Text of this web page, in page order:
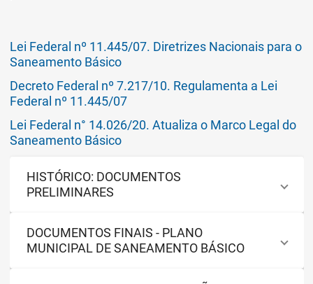
Lei Federal nº 11.445/07. Diretrizes Nacionais para o
Saneamento Básico
Decreto Federal nº 7.217/10. Regulamenta a Lei
Federal nº 11.445/07
Lei Federal n° 14.026/20. Atualiza o Marco Legal do
Saneamento Básico
HISTÓRICO: DOCUMENTOS
PRELIMINARES
DOCUMENTOS FINAIS - PLANO
MUNICIPAL DE SANEAMENTO BÁSICO